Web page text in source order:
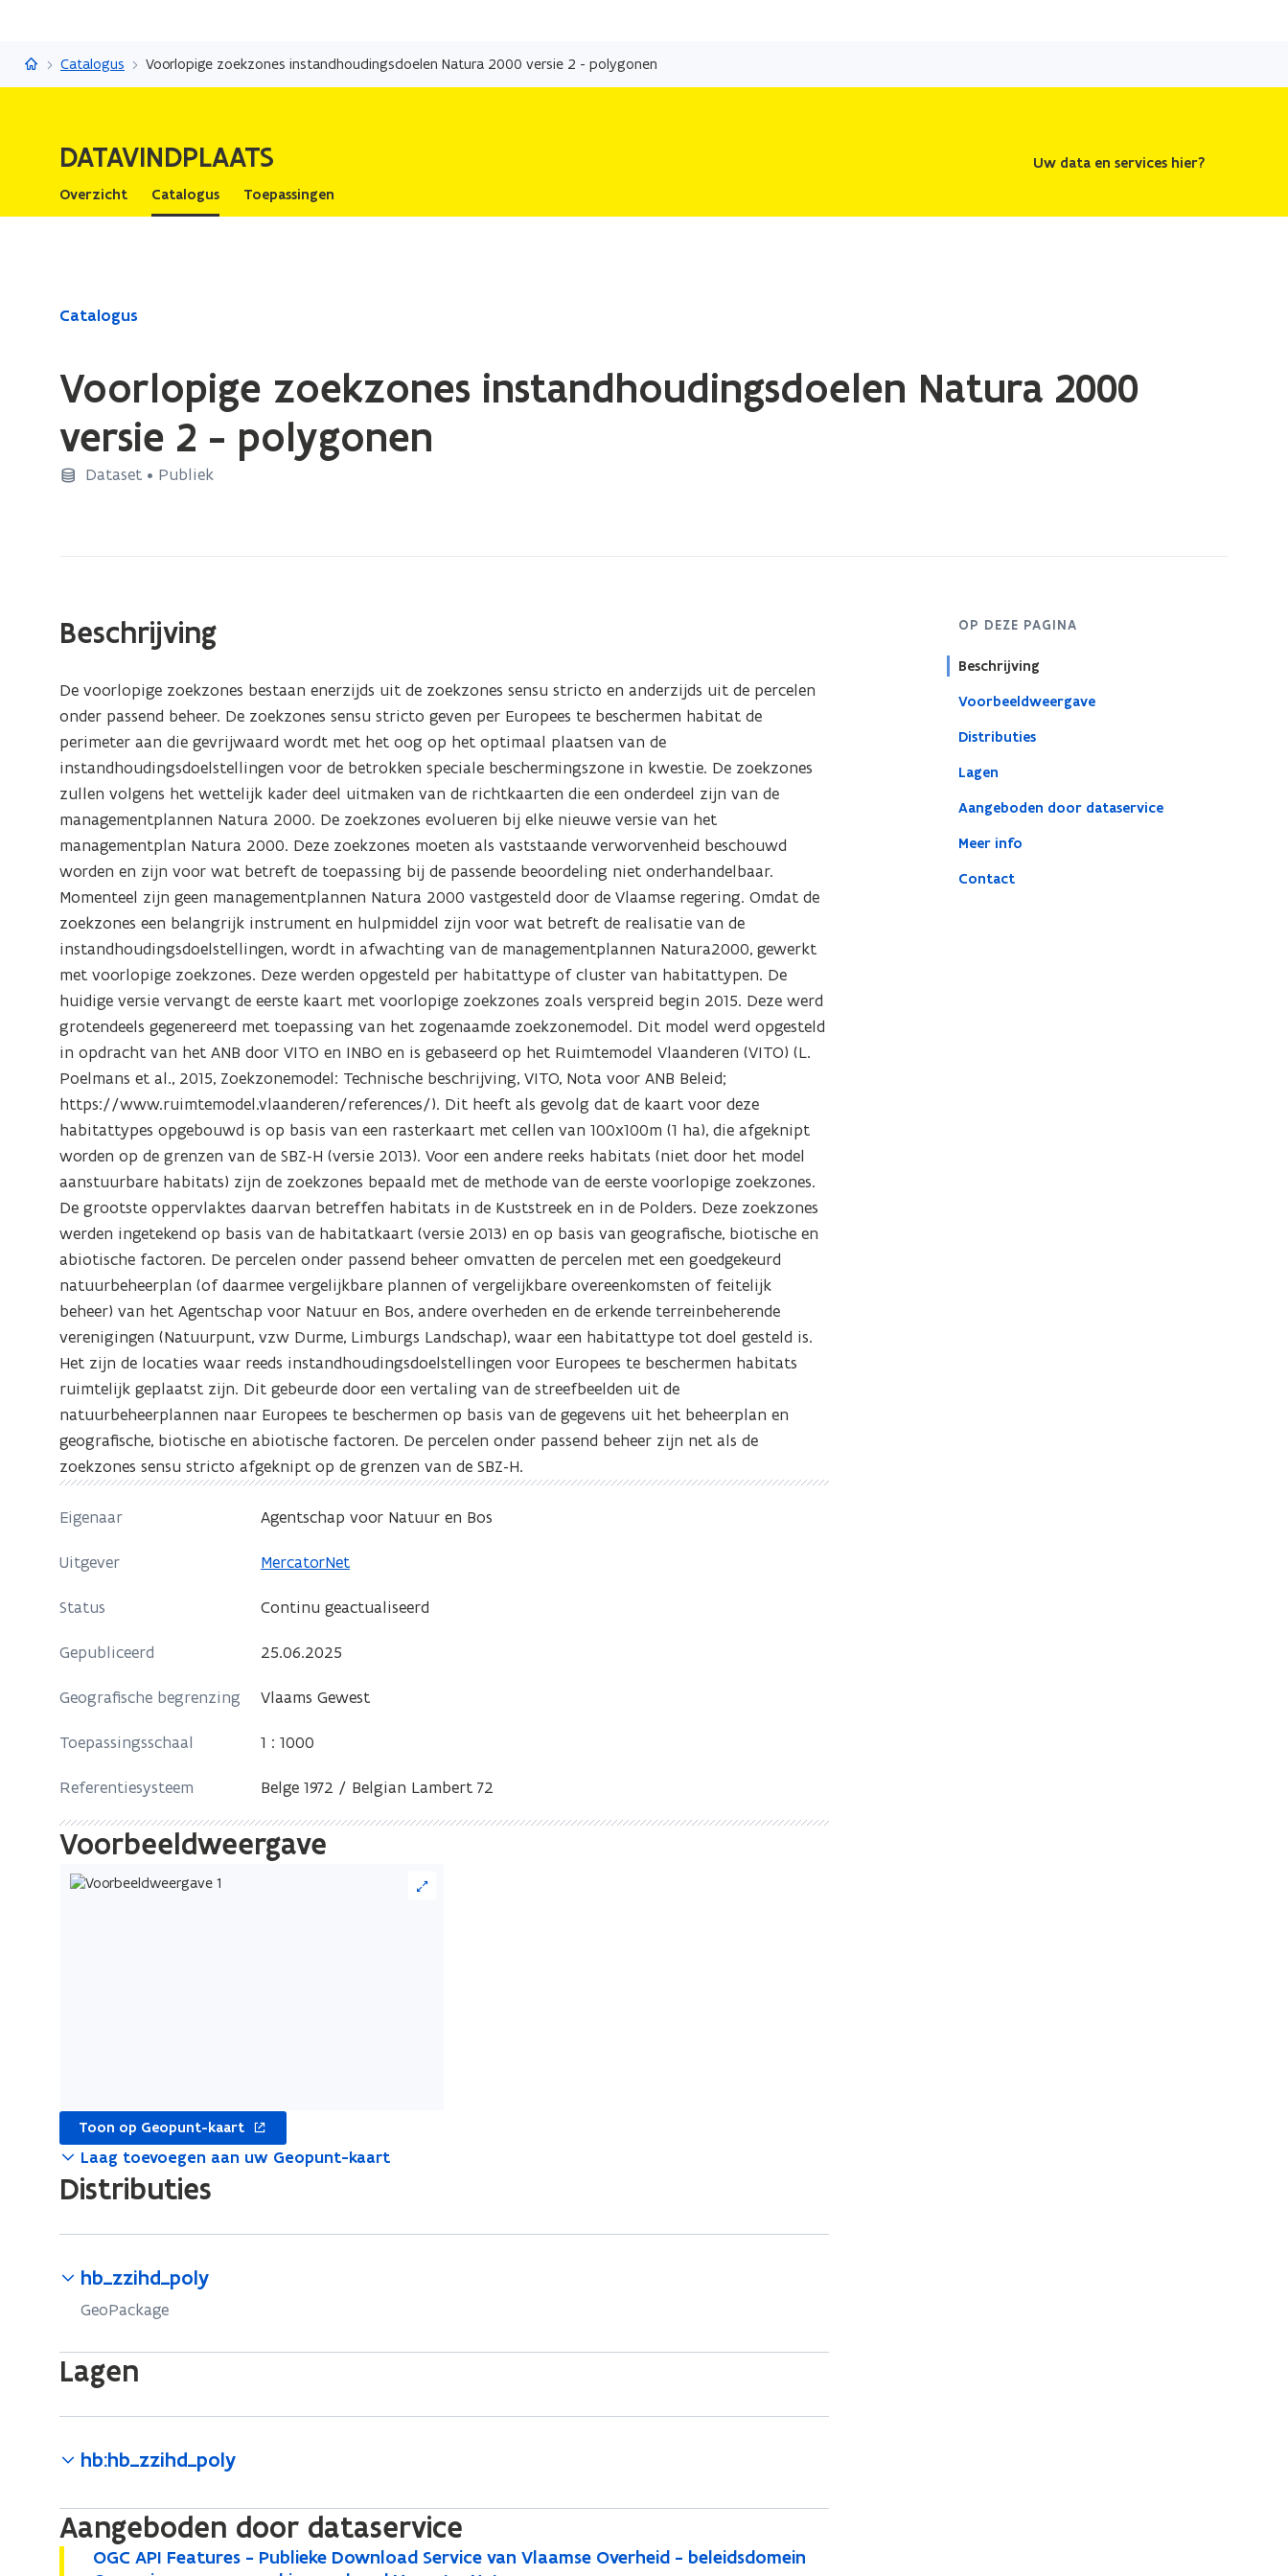
en
naar
Datavindplaats
Catalogus Voorlopige zoekzones instandhoudingsdoelen Natura 2000 versie 2 - polygonen
DATAVINDPLAATS
Uw data en services hier?
Overzicht
Catalogus Toepassingen
Gedaan
versie
polygonen
Catalogus
Voorlopige zoekzones instandhoudingsdoelen Natura 2000
versie 2 - polygonen
Dataset • Publiek
OP DEZE PAGINA
Beschrijving
Voorbeeldweergave
Distributies
Lagen
Aangeboden door dataservice
Meer info
Contact
Beschrijving
De voorlopige zoekzones bestaan enerzijds uit de zoekzones sensu stricto en anderzijds uit de percelen
onder passend beheer. De zoekzones sensu stricto geven per Europees te beschermen habitat de
perimeter aan die gevrijwaard wordt met het oog op het optimaal plaatsen van de
instandhoudingsdoelstellingen voor de betrokken speciale beschermingszone in kwestie. De zoekzones
zullen volgens het wettelijk kader deel uitmaken van de richtkaarten die een onderdeel zijn van de
managementplannen Natura 2000. De zoekzones evolueren bij elke nieuwe versie van het
managementplan Natura 2000. Deze zoekzones moeten als vaststaande verworvenheid beschouwd
worden en zijn voor wat betreft de toepassing bij de passende beoordeling niet onderhandelbaar.
Momenteel zijn geen managementplannen Natura 2000 vastgesteld door de Vlaamse regering. Omdat de
zoekzones een belangrijk instrument en hulpmiddel zijn voor wat betreft de realisatie van de
instandhoudingsdoelstellingen, wordt in afwachting van de managementplannen Natura2000, gewerkt
met voorlopige zoekzones. Deze werden opgesteld per habitattype of cluster van habitattypen. De
huidige versie vervangt de eerste kaart met voorlopige zoekzones zoals verspreid begin 2015. Deze werd
grotendeels gegenereerd met toepassing van het zogenaamde zoekzonemodel. Dit model werd opgesteld
in opdracht van het ANB door VITO en INBO en is gebaseerd op het Ruimtemodel Vlaanderen (VITO) (L.
Poelmans et al., 2015, Zoekzonemodel: Technische beschrijving, VITO, Nota voor ANB Beleid;
https://www.ruimtemodel.vlaanderen/references/). Dit heeft als gevolg dat de kaart voor deze
habitattypes opgebouwd is op basis van een rasterkaart met cellen van 100x100m (1 ha), die afgeknipt
worden op de grenzen van de SBZ-H (versie 2013). Voor een andere reeks habitats (niet door het model
aanstuurbare habitats) zijn de zoekzones bepaald met de methode van de eerste voorlopige zoekzones.
De grootste oppervlaktes daarvan betreffen habitats in de Kuststreek en in de Polders. Deze zoekzones
werden ingetekend op basis van de habitatkaart (versie 2013) en op basis van geografische, biotische en
abiotische factoren. De percelen onder passend beheer omvatten de percelen met een goedgekeurd
natuurbeheerplan (of daarmee vergelijkbare plannen of vergelijkbare overeenkomsten of feitelijk
beheer) van het Agentschap voor Natuur en Bos, andere overheden en de erkende terreinbeherende
verenigingen (Natuurpunt, vzw Durme, Limburgs Landschap), waar een habitattype tot doel gesteld is.
Het zijn de locaties waar reeds instandhoudingsdoelstellingen voor Europees te beschermen habitats
ruimtelijk geplaatst zijn. Dit gebeurde door een vertaling van de streefbeelden uit de
natuurbeheerplannen naar Europees te beschermen op basis van de gegevens uit het beheerplan en
geografische, biotische en abiotische factoren. De percelen onder passend beheer zijn net als de
zoekzones sensu stricto afgeknipt op de grenzen van de SBZ-H.
Eigenaar Agentschap voor Natuur en Bos
Uitgever MercatorNet
Status Continu geactualiseerd
Gepubliceerd 25.06.2025
Geografische begrenzing Vlaams Gewest
Toepassingsschaal 1 : 1000
Referentiesysteem Belge 1972 / Belgian Lambert 72
Voorbeeldweergave
Toon op Geopunt-kaart
nieuw
venster
Laag toevoegen aan uw Geopunt-kaart
Distributies
hb_zzihd_poly
GeoPackage
Lagen
hb:hb_zzihd_poly
Aangeboden door dataservice
O
OGC API Features - Publieke Download Service van Vlaamse Overheid - beleidsdomein
O